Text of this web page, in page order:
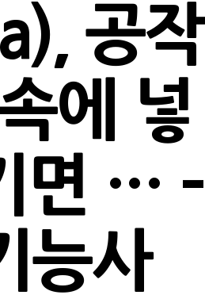
공작
에 넣
면 … –
능사